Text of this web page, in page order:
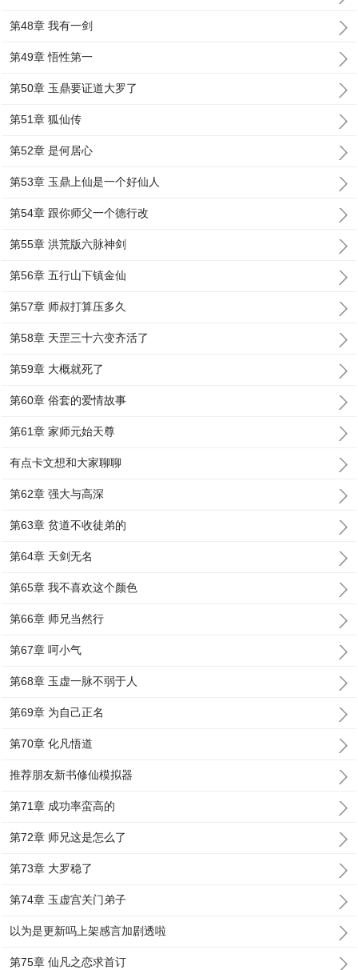
第48章 我有一剑
第49章 悟性第一
第50章 玉鼎要证道大罗了
第51章 狐仙传
第52章 是何居心
第53章 玉鼎上仙是一个好仙人
第54章 跟你师父一个德行改
第55章 洪荒版六脉神剑
第56章 五行山下镇金仙
第57章 师叔打算压多久
第58章 天罡三十六变齐活了
第59章 大概就死了
第60章 俗套的爱情故事
第61章 家师元始天尊
有点卡文想和大家聊聊
第62章 强大与高深
第63章 贫道不收徒弟的
第64章 天剑无名
第65章 我不喜欢这个颜色
第66章 师兄当然行
第67章 呵小气
第68章 玉虚一脉不弱于人
第69章 为自己正名
第70章 化凡悟道
推荐朋友新书修仙模拟器
第71章 成功率蛮高的
第72章 师兄这是怎么了
第73章 大罗稳了
第74章 玉虚宫关门弟子
以为是更新吗上架感言加剧透啦
第75章 仙凡之恋求首订